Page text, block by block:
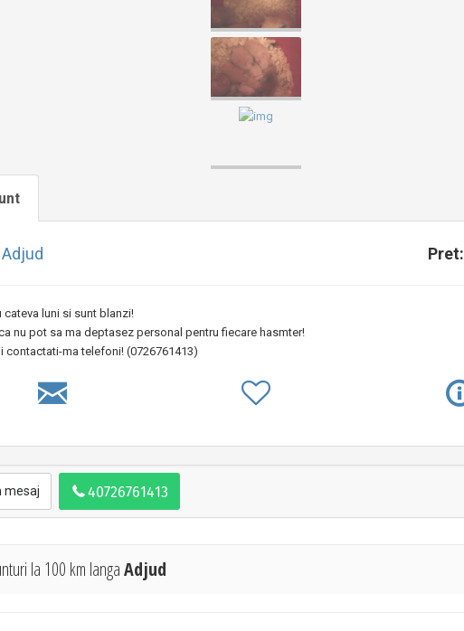
Adjud Pret:
cateva luni si sunt blanzi!
nu pot sa ma deptasez personal pentru fiecare hasmter!
contactati-ma telefoni! (0726761413)
mesaj
la 100 km langaAdjud